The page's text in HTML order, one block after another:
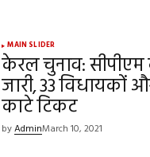
MAIN SLIDER
केरल चुनाव: सीपीएम
जारी, 33 विधायकों
काटे टिकट
byAdminMarch 10, 2021